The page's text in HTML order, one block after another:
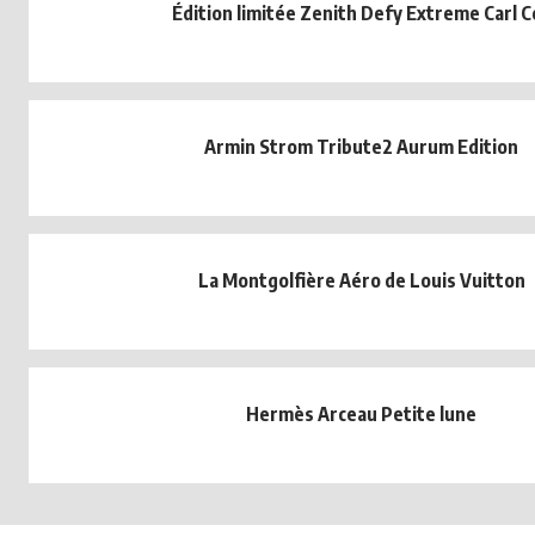
Édition limitée Zenith Defy Extreme Carl
Armin Strom Tribute2 Aurum Edition
La Montgolfière Aéro de Louis Vuitton
Hermès Arceau Petite lune